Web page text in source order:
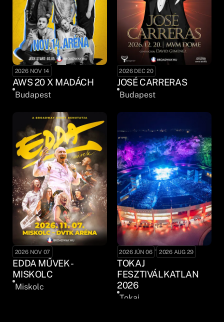
2026 NOV 14
AWS 20 X MADÁCH
Budapest
2026 DEC 20
JOSÉ CARRERAS
Budapest
2026 NOV 07
EDDA MŰVEK -
MISKOLC
Miskolc
2026 JÚN 06 - 2026 AUG 29
TOKAJ
FESZTIVÁLKATLAN
2026
Tokaj